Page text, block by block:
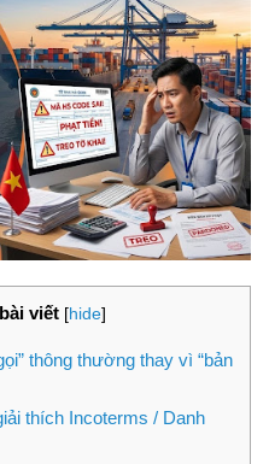
viết [hide]
thông thường thay vì “bản
thích Incoterms / Danh